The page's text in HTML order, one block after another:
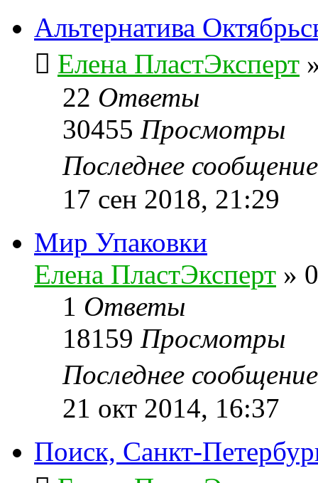
Альтернатива
Елена ПластЭксперт
22 Ответы
30455 Просмотры
Последнее
17 сен 2018, 21:29
Мир Упаковки
Елена ПластЭксперт »
1 Ответы
18159 Просмотры
Последнее
21 окт 2014, 16:37
Поиск, Санкт-